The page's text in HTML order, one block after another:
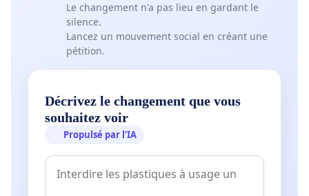
Le changement n'a pas lieu en gardant le
silence.
Lancez un mouvement social en créant une
pétition.
Décrivez le changement que vous
souhaitez voir
Propulsé par l’IA